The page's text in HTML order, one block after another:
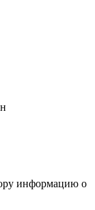
информацию о